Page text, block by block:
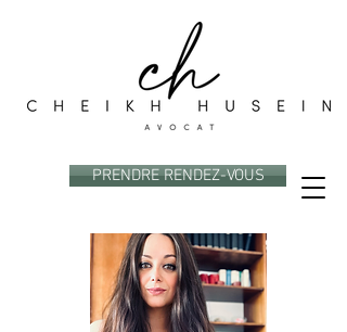
PRENDRE RENDEZ-VOUS